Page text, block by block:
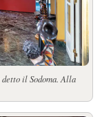
il Sodoma. Alla